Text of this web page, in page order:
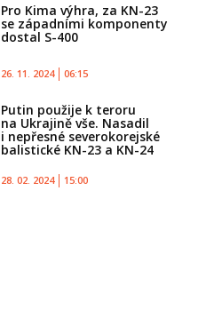
Pro Kima výhra, za KN-23
se západními komponenty
dostal S-400
26. 11. 2024 06:15
Putin použije k teroru
na Ukrajině vše. Nasadil
i nepřesné severokorejské
balistické KN-23 a KN-24
28. 02. 2024 15:00